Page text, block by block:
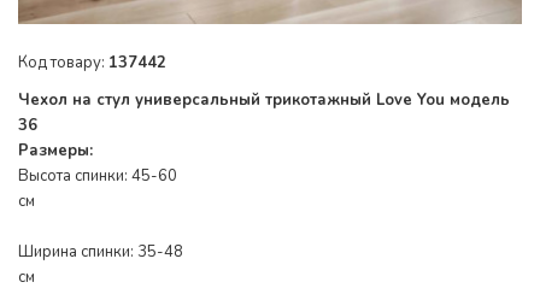
Код товару: 137442
Чехол на стул универсальный трикотажный Love You модель
36
Размеры:
Высота спинки: 45-60
см
Ширина спинки: 35-48
см